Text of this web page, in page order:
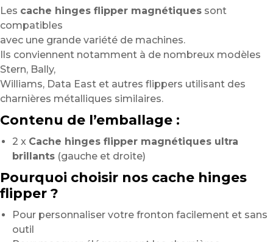
Les cache hinges flipper magnétiques sont
compatibles
avec une grande variété de machines.
Ils conviennent notamment à de nombreux modèles
Stern, Bally,
Williams, Data East et autres flippers utilisant des
charnières métalliques similaires.
Contenu de l’emballage :
2 x Cache hinges flipper magnétiques ultra
brillants (gauche et droite)
Pourquoi choisir nos cache hinges
flipper ?
Pour personnaliser votre fronton facilement et sans
outil